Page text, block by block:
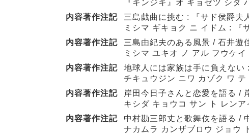
『キンジキ』オ キョゼツ シタ
内容著作注記
三島戯曲に挑む : 『サド侯爵夫
ミシマ ギキョク ニ イドム : 『
内容著作注記
三島由紀夫のある風景 / 石井遊
ミシマ ユキオ ノ アル フウケイ
内容著作注記
地球人には家族は手に負えな
チキュウジン ニワ カゾク ワ
内容著作注記
岸田今日子さんと恋愛を語る /
キシダ キョウコ サン ト レンア
内容著作注記
中村勘三郎丈と歌舞伎を語る /
ナカムラ カンザブロウ ジョウ